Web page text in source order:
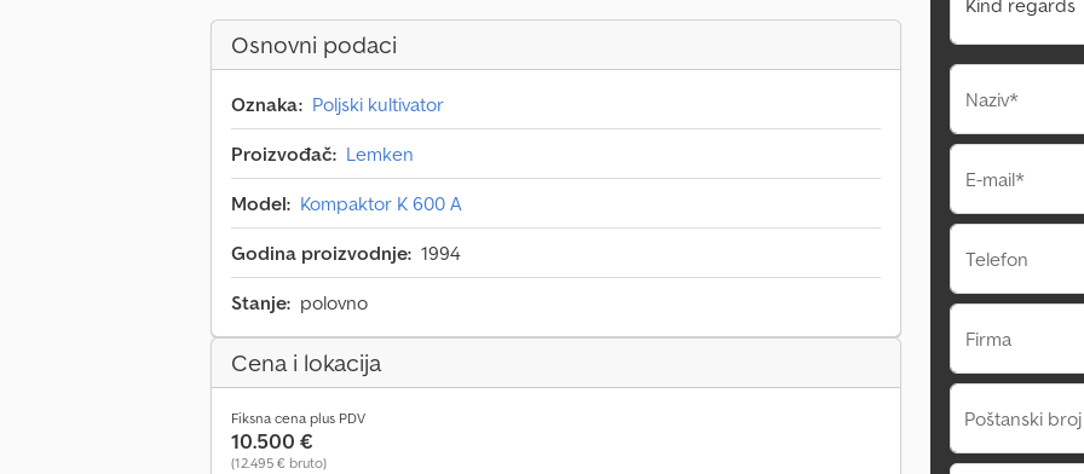
Osnovni podaci
Oznaka: Poljski kultivator
Proizvođač: Lemken
Model: Kompaktor K 600 A
Godina proizvodnje: 1994
Stanje: polovno
Cena i lokacija
Fiksna cena plus PDV
10.500 €
(12.495 € bruto)
Naziv*
E-mail*
Telefon
Firma
Poštanski